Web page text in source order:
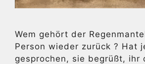
Wem gehört der
Person wieder zurück ? Hat
gesprochen, sie begrüßt, ihr